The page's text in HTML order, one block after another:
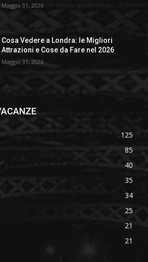
Maggio 31, 2026
Cosa Vedere a Londra: le Migliori
Attrazioni e Cose da Fare nel 2026
Maggio 31, 2026
125
85
40
35
34
25
21
21